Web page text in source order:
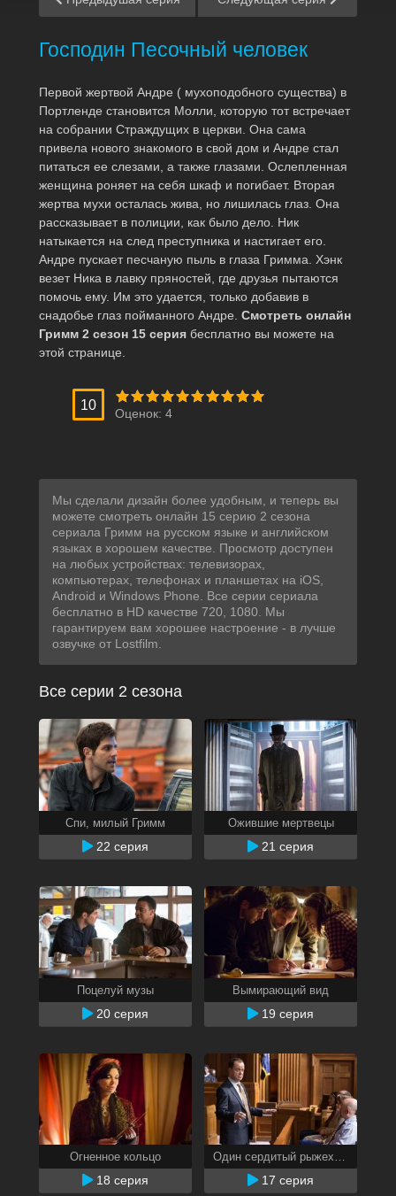
Господин Песочный человек
Первой жертвой Андре ( мухоподобного существа) в
Портленде становится Молли, которую тот встречает
на собрании Страждущих в церкви. Она сама
привела нового знакомого в свой дом и Андре стал
питаться ее слезами, а также глазами. Ослепленная
женщина роняет на себя шкаф и погибает. Вторая
жертва мухи осталась жива, но лишилась глаз. Она
рассказывает в полиции, как было дело. Ник
натыкается на след преступника и настигает его.
Андре пускает песчаную пыль в глаза Гримма. Хэнк
везет Ника в лавку пряностей, где друзья пытаются
помочь ему. Им это удается, только добавив в
снадобье глаз пойманного Андре. Смотреть онлайн
Гримм 2 сезон 15 серия бесплатно вы можете на
этой странице.
10
Оценок: 4
Мы сделали дизайн более удобным, и теперь вы
можете смотреть онлайн 15 серию 2 сезона
сериала Гримм на русском языке и английском
языках в хорошем качестве. Просмотр доступен
на любых устройствах: телевизорах,
компьютерах, телефонах и планшетах на iOS,
Android и Windows Phone. Все серии сериала
бесплатно в HD качестве 720, 1080. Мы
гарантируем вам хорошее настроение - в лучше
озвучке от Lostfilm.
Все серии 2 сезона
Спи, милый Гримм
22 серия
Ожившие мертвецы
21 серия
Поцелуй музы
20 серия
Вымирающий вид
19 серия
Огненное кольцо
18 серия
Один сердитый рыжехвост
17 серия